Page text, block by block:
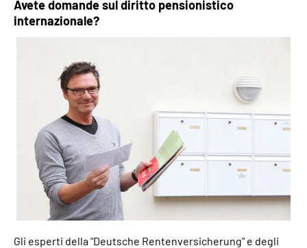
Leichte Sprache
Mein Kundenportal
Avete domande sul diritto pensionistico
internazionale?
Gli esperti della "Deutsche Rentenversicherung" e degli